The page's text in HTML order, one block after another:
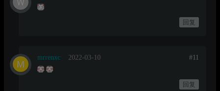
回复
mrrenxc 2022-03-10 #11
回复